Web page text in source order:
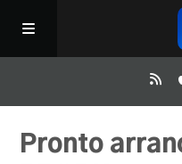
Inicio
Pronto